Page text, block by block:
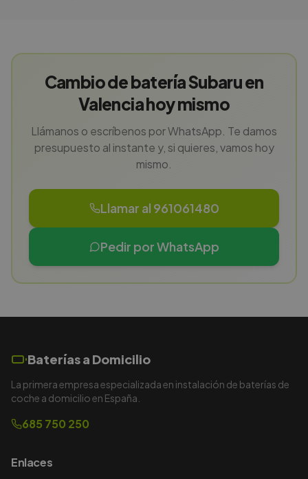
Cambio de batería Subaru en
Valencia hoy mismo
Llámanos o escríbenos por WhatsApp. Te damos
presupuesto al instante y, si quieres, vamos hoy
mismo.
Llamar al 961061480
Pedir por WhatsApp
Baterías a Domicilio
La primera empresa especializada en instalación de baterías de
coche a domicilio en España.
685 750 250
Enlaces